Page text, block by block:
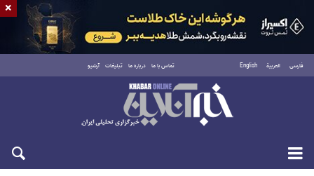
فارسی العربية English تماس با ما درباره ما تبلیغات آرشیو
شنبه ۱۷ مرداد ۱۴۰۵
×